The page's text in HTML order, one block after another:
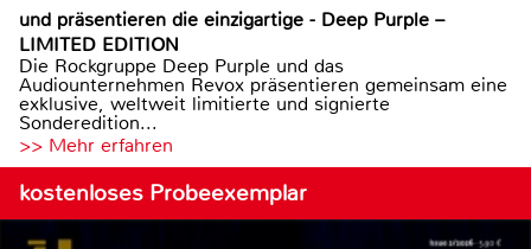
und präsentieren die einzigartige - Deep Purple –
LIMITED EDITION
Die Rockgruppe Deep Purple und das
Audiounternehmen Revox präsentieren gemeinsam eine
exklusive, weltweit limitierte und signierte
Sonderedition...
>> Mehr erfahren
kostenloses Probeexemplar